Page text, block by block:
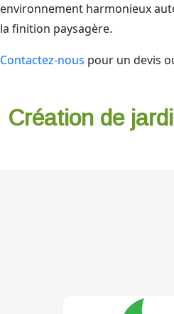
environnement harmonieux
la finition paysagère.
Contactez-nous pour un devis
Création de